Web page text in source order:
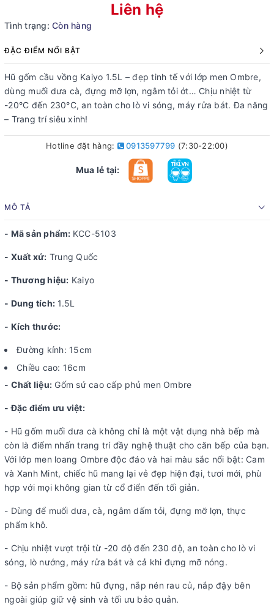
Liên hệ
Tình trạng: Còn hàng
ĐẶC ĐIỂM NỔI BẬT
Hũ gốm cầu vồng Kaiyo 1.5L – đẹp tinh tế với lớp men Ombre,
dùng muối dưa cà, đựng mỡ lợn, ngâm tỏi ớt… Chịu nhiệt từ
-20°C đến 230°C, an toàn cho lò vi sóng, máy rửa bát. Đa năng
– Trang trí siêu xinh!
Hotline đặt hàng: 0913597799 (7:30-22:00)
Mua lẻ tại:
MÔ TẢ
- Mã sản phẩm: KCC-5103
- Xuất xứ: Trung Quốc
- Thương hiệu: Kaiyo
- Dung tích: 1.5L
- Kích thước:
Đường kính: 15cm
Chiều cao: 16cm
- Chất liệu: Gốm sứ cao cấp phủ men Ombre
- Đặc điểm ưu việt:
- Hũ gốm muối dưa cà không chỉ là một vật dụng nhà bếp mà
còn là điểm nhấn trang trí đầy nghệ thuật cho căn bếp của bạn.
Với lớp men loang Ombre độc đáo và hai màu sắc nổi bật: Cam
và Xanh Mint, chiếc hũ mang lại vẻ đẹp hiện đại, tươi mới, phù
hợp với mọi không gian từ cổ điển đến tối giản.
- Dùng để muối dưa, cà, ngâm dấm tỏi, đựng mỡ lợn, thực
phẩm khô.
- Chịu nhiệt vượt trội từ -20 độ đến 230 độ, an toàn cho lò vi
sóng, lò nướng, máy rửa bát và cả khi đựng mỡ nóng.
- Bộ sản phẩm gồm: hũ đựng, nắp nén rau củ, nắp đậy bên
ngoài giúp giữ vệ sinh và tối ưu bảo quản.